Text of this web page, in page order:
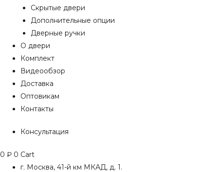
Скрытые двери
Дополнительные опции
Дверные ручки
О двери
Комплект
Видеообзор
Доставка
Оптовикам
Контакты
Консультация
0 ₽ 0 Cart
г. Москва, 41-й км МКАД, д. 1.